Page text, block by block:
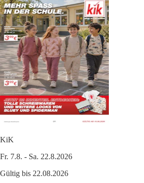
KiK
Fr. 7.8. - Sa. 22.8.2026
Gültig bis 22.08.2026